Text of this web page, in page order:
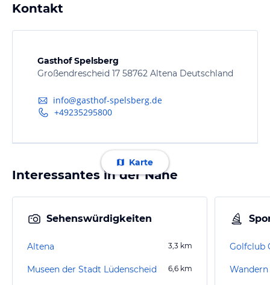
Kontakt
Gasthof Spelsberg
Großendrescheid 17 58762 Altena Deutschland
info@gasthof-spelsberg.de
+49235295800
Karte
Interessantes in der Nähe
Sehenswürdigkeiten
Altena 3,3 km
Museen der Stadt Lüdenscheid 6,6 km